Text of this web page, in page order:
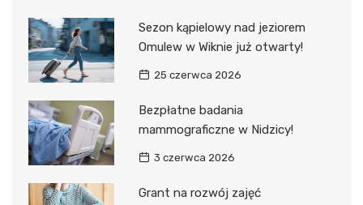
Sezon kąpielowy nad jeziorem
Omulew w Wiknie już otwarty!
25 czerwca 2026
Bezpłatne badania
mammograficzne w Nidzicy!
3 czerwca 2026
Grant na rozwój zajęć